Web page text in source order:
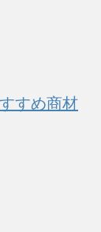
すめ商材